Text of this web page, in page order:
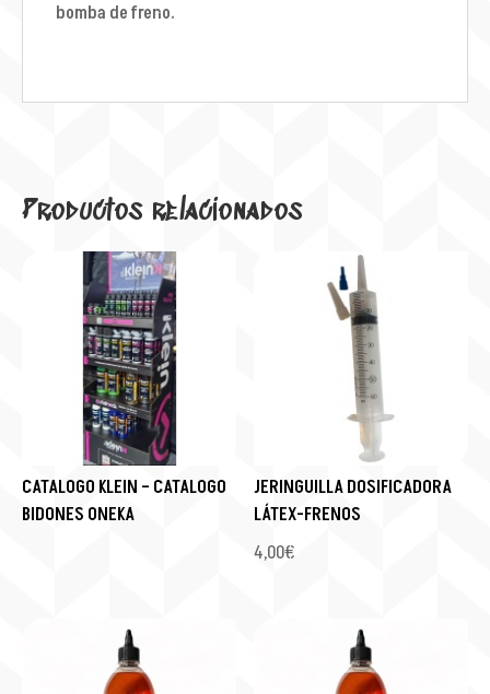
bomba de freno.
Productos relacionados
CATALOGO KLEIN – CATALOGO
BIDONES ONEKA
JERINGUILLA DOSIFICADORA
LÁTEX-FRENOS
4,00€